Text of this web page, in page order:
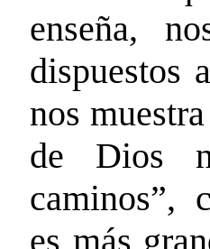
enseña,
dispuestos
nos
de Dios
caminos”,
es más